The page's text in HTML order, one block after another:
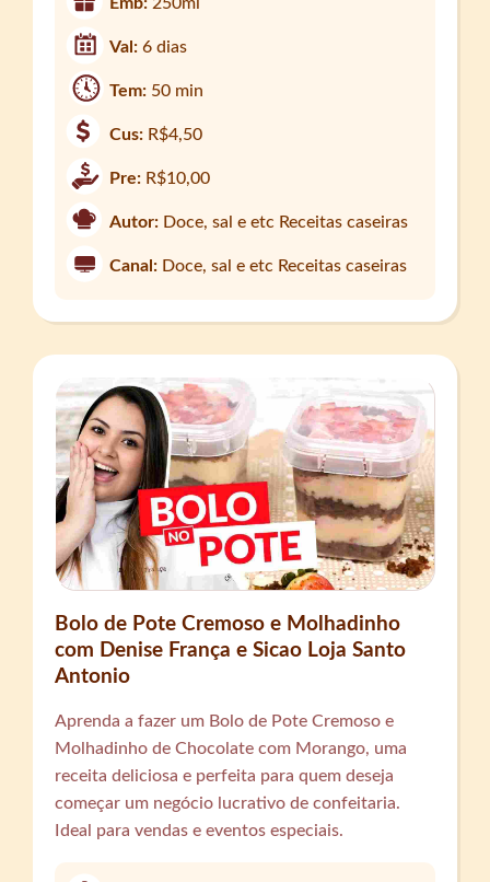
Emb:250ml
Val:6 dias
Tem: 50 min
Cus: R$4,50
Pre: R$10,00
Autor: Doce, sal e etc Receitas caseiras
Canal: Doce, sal e etc Receitas caseiras
Bolo de Pote Cremoso e Molhadinho
com Denise França e Sicao Loja Santo
Antonio
Aprenda a fazer um Bolo de Pote Cremoso e
Molhadinho de Chocolate com Morango, uma
receita deliciosa e perfeita para quem deseja
começar um negócio lucrativo de confeitaria.
Ideal para vendas e eventos especiais.